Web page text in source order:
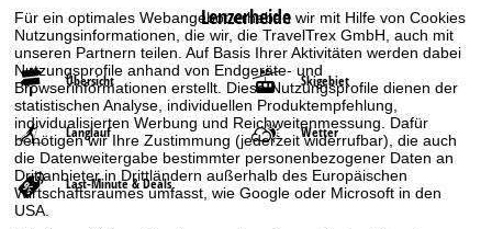
Für ein optimales Webangebot erheben wir mit Hilfe von Cookies
Nutzungsinformationen, die wir, die TravelTrex GmbH, auch mit
unseren Partnern teilen. Auf Basis Ihrer Aktivitäten werden dabei
Nutzungsprofile anhand von Endgeräte- und
Browserinformationen erstellt. Diese Nutzungsprofile dienen der
statistischen Analyse, individuellen Produktempfehlung,
individualisierten Werbung und Reichweitenmessung. Dafür
benötigen wir Ihre Zustimmung (jederzeit widerrufbar), die auch
die Datenweitergabe bestimmter personenbezogener Daten an
Drittanbieter in Drittländern außerhalb des Europäischen
Wirtschaftsraumes umfasst, wie Google oder Microsoft in den
USA.
Lenzerheide
Übersicht Skigebiet
Langlauf Wetter
Last-Minute & Deals